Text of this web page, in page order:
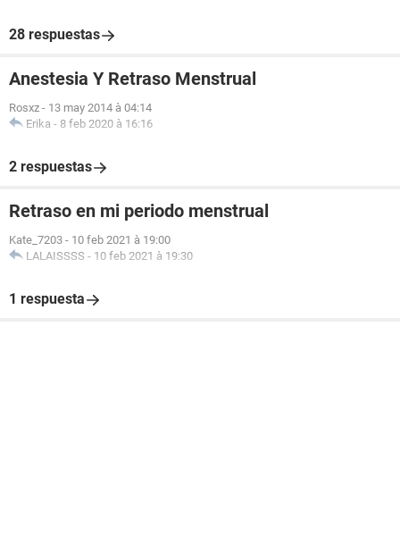
28 respuestas
Anestesia Y Retraso Menstrual
Rosxz - 13 may 2014 à 04:14
Erika - 8 feb 2020 à 16:16
2 respuestas
Retraso en mi periodo menstrual
Kate_7203 - 10 feb 2021 à 19:00
LALAISSSS - 10 feb 2021 à 19:30
1 respuesta